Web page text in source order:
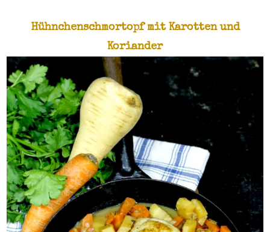
Hühnchenschmortopf mit Karotten und
Koriander